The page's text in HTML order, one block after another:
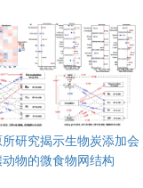
研究揭示生物炭添加会
物的微食物网结构